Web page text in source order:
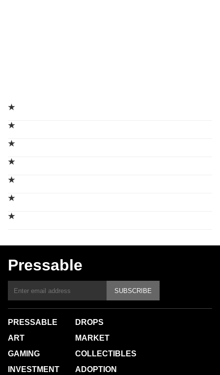
★
★
★
★
★
★
★
Pressable
SUBSCRIBE
PRESSABLE
ART
GAMING
INVESTMENT
DROPS
MARKET
COLLECTIBLES
ADOPTION